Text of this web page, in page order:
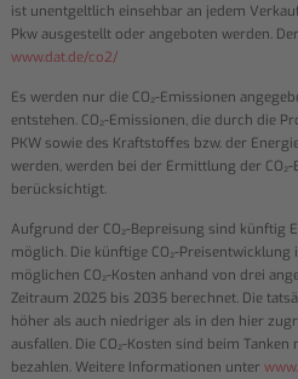
ist unentgeltlich einsehbar an jedem
Pkw ausgestellt oder angeboten werden.
www.dat.de/co2/
Es werden nur die CO₂-Emissionen
entstehen. CO₂-Emissionen, die durch die
PKW sowie des Kraftstoffes bzw. der
werden, werden bei der Ermittlung der
berücksichtigt.
Aufgrund der CO₂-Bepreisung sind künftig
möglich. Die künftige CO₂-
möglichen CO₂-Kosten anhand von drei
Zeitraum 2025 bis 2035 berechnet. Die
höher als auch niedriger als in den hier
ausfallen. Die CO₂-Kosten sind beim
bezahlen. Weitere Informationen unter